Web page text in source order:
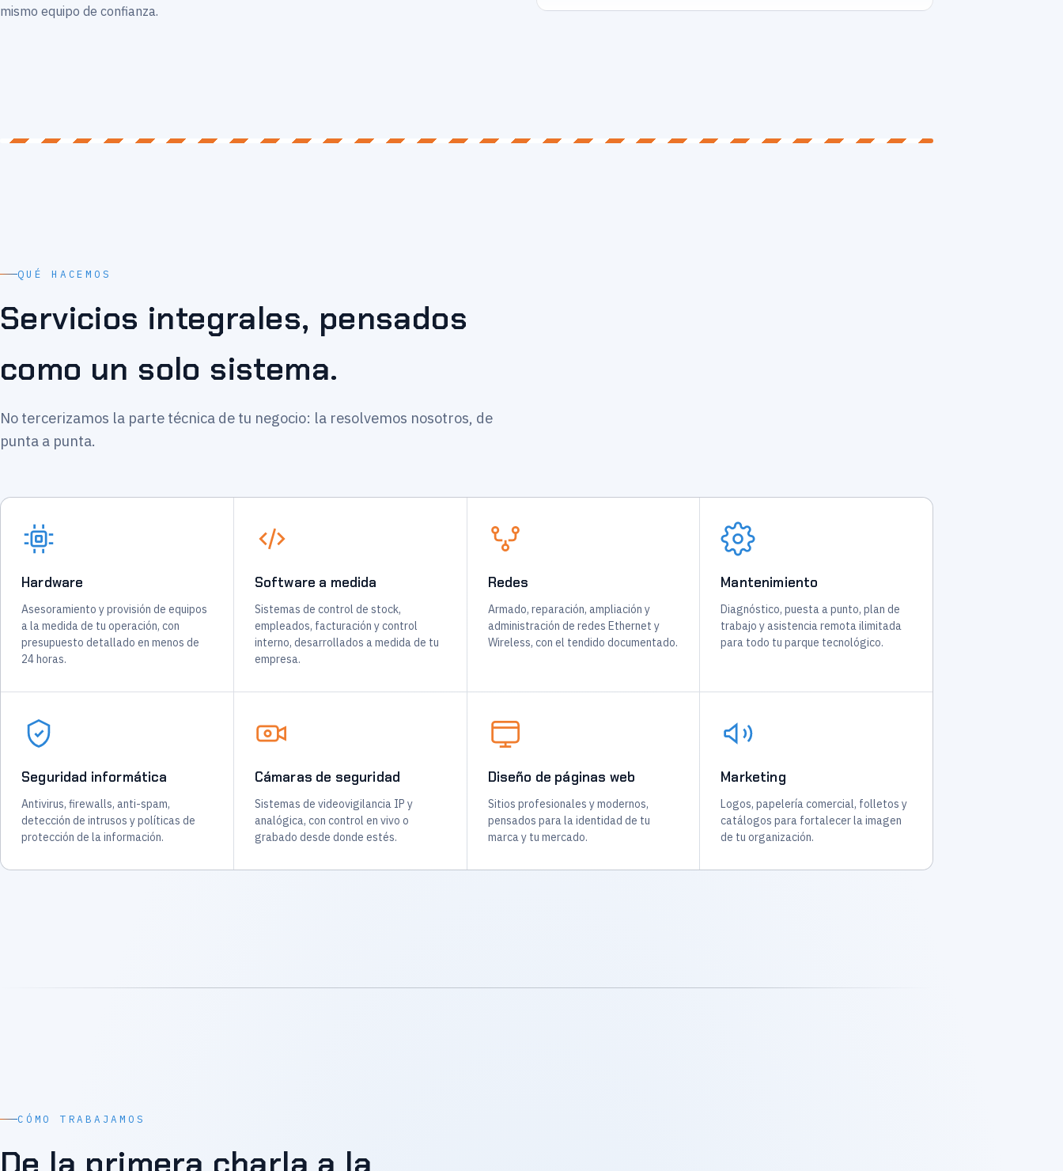
mismo equipo de confianza.
QUÉ HACEMOS
Servicios integrales, pensados
como un solo sistema.
No tercerizamos la parte técnica de tu negocio: la resolvemos nosotros, de
punta a punta.
Hardware
Asesoramiento y provisión de equipos
a la medida de tu operación, con
presupuesto detallado en menos de
24 horas.
Software a medida
Sistemas de control de stock,
empleados, facturación y control
interno, desarrollados a medida de tu
empresa.
Redes
Armado, reparación, ampliación y
administración de redes Ethernet y
Wireless, con el tendido documentado.
Mantenimiento
Diagnóstico, puesta a punto, plan de
trabajo y asistencia remota ilimitada
para todo tu parque tecnológico.
Seguridad informática
Antivirus, firewalls, anti-spam,
detección de intrusos y políticas de
protección de la información.
Cámaras de seguridad
Sistemas de videovigilancia IP y
analógica, con control en vivo o
grabado desde donde estés.
Diseño de páginas web
Sitios profesionales y modernos,
pensados para la identidad de tu
marca y tu mercado.
Marketing
Logos, papelería comercial, folletos y
catálogos para fortalecer la imagen
de tu organización.
CÓMO TRABAJAMOS